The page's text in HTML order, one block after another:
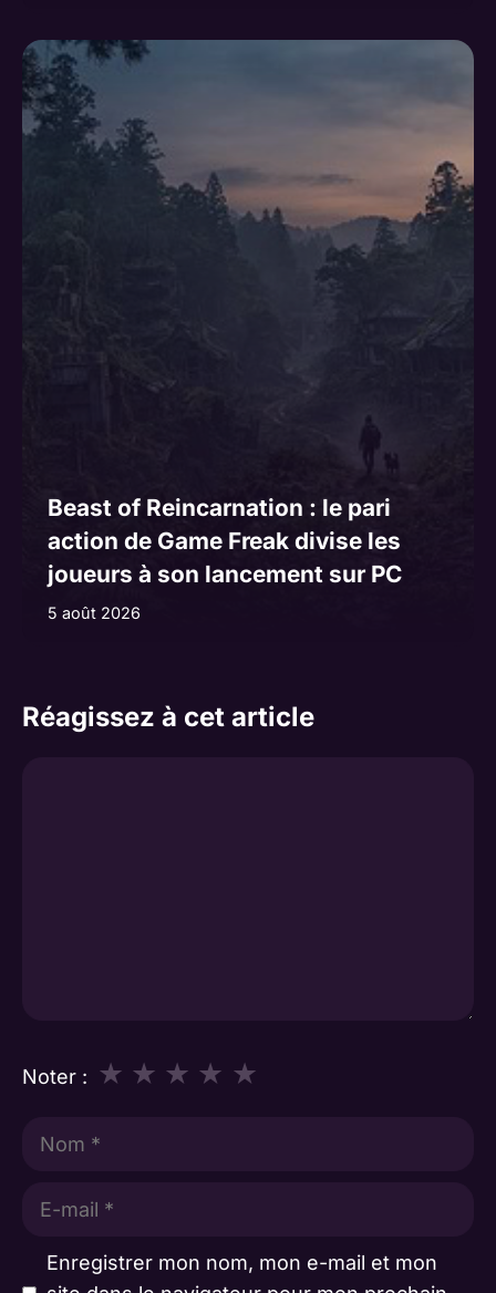
Beast of Reincarnation : le pari
action de Game Freak divise les
joueurs à son lancement sur PC
5 août 2026
Réagissez à cet article
Noter : ★
★
★
★
★
Enregistrer mon nom, mon e-mail et mon